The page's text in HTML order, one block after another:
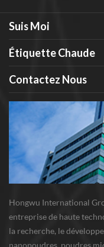
Suis Moi
Étiquette Chaude
Contactez Nous
Hongwu International
entreprise de haute
la recherche, le
nanopoudres, poudres